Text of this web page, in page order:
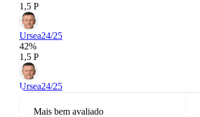
1,5 P
Ursea24/25
42%
1,5 P
Ursea24/25
Mais bem avaliado